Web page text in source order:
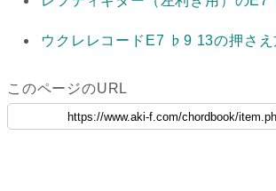
ウクレレコードE7 ♭9 13の押さえ
このページのURL